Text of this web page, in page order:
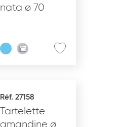
nata ø 70
Réf. 27158
Tartelette
amandine ø